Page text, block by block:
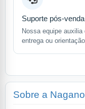
Suporte pós-venda
Nossa equipe
entrega ou
Sobre a Nagano